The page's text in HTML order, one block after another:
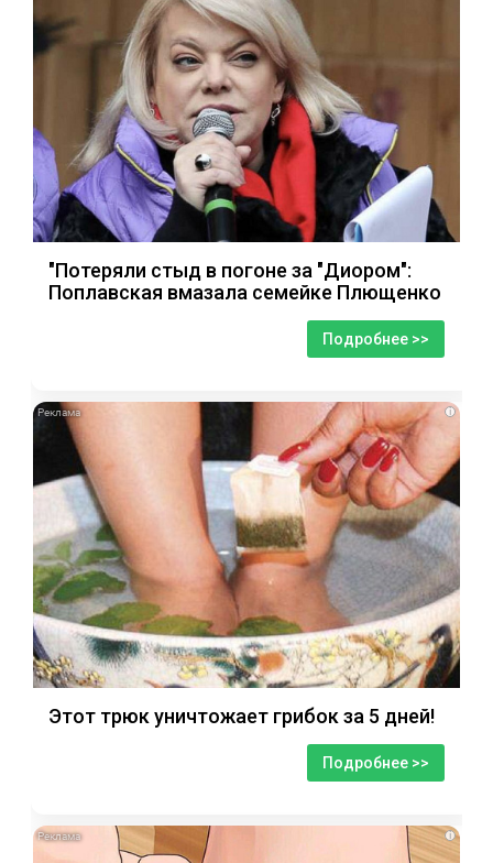
"Потеряли стыд в погоне за "Диором":
Поплавская вмазала семейке Плющенко
Подробнее >>
i
Этот трюк уничтожает грибок за 5 дней!
Подробнее >>
i